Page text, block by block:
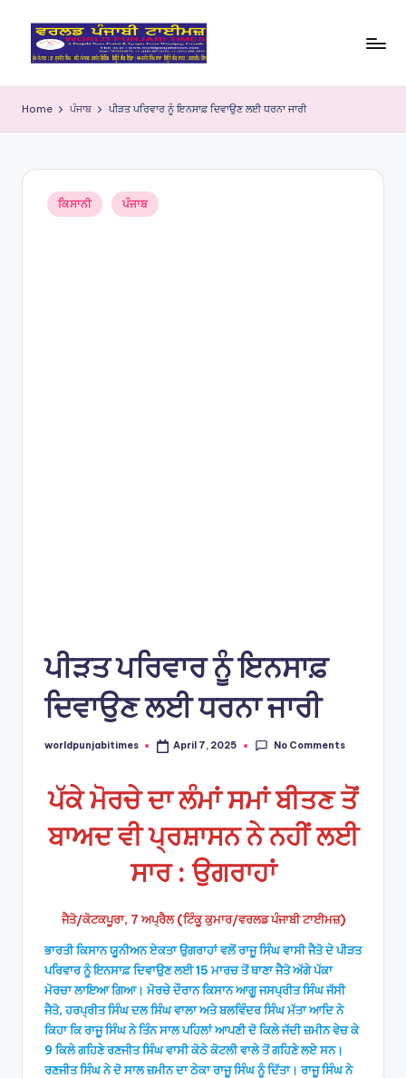
o
rl
d
Home ਪੰਜਾਬ ਪੀੜਤ ਪਰਿਵਾਰ ਨੂੰ ਇਨਸਾਫ਼ ਦਿਵਾਉਣ ਲਈ ਧਰਨਾ ਜਾਰੀ
Posted
in
ਕਿਸਾਨੀ ਪੰਜਾਬ
ਪੀੜਤ ਪਰਿਵਾਰ ਨੂੰ ਇਨਸਾਫ਼
ਦਿਵਾਉਣ ਲਈ ਧਰਨਾ ਜਾਰੀ
Posted
worldpunjabitimes April 7, 2025 No Comments
ਪੱਕੇ ਮੋਰਚੇ ਦਾ ਲੰਮਾਂ ਸਮਾਂ ਬੀਤਣ ਤੋਂ
ਬਾਅਦ ਵੀ ਪ੍ਰਸ਼ਾਸਨ ਨੇ ਨਹੀਂ ਲਈ
ਸਾਰ : ਉਗਰਾਹਾਂ
ਜੈਤੋ/ਕੋਟਕਪੂਰਾ, 7 ਅਪ੍ਰੈਲ (ਟਿੰਕੂ ਕੁਮਾਰ/ਵਰਲਡ ਪੰਜਾਬੀ ਟਾਈਮਜ਼)
ਭਾਰਤੀ ਕਿਸਾਨ ਯੂਨੀਅਨ ਏਕਤਾ ਉਗਰਾਹਾਂ ਵਲੋਂ ਰਾਜੂ ਸਿੰਘ ਵਾਸੀ ਜੈਤੋ ਦੇ ਪੀੜਤ
ਪਰਿਵਾਰ ਨੂੰ ਇਨਸਾਫ਼ ਦਿਵਾਉਣ ਲਈ 15 ਮਾਰਚ ਤੋਂ ਥਾਣਾ ਜੈਤੋ ਅੱਗੇ ਪੱਕਾ
ਮੋਰਚਾ ਲਾਇਆ ਗਿਆ। ਮੋਰਚੇ ਦੌਰਾਨ ਕਿਸਾਨ ਆਗੂ ਜਸਪ੍ਰੀਤ ਸਿੰਘ ਜੱਸੀ
ਜੈਤੋ, ਹਰਪ੍ਰੀਤ ਸਿੰਘ ਦਲ ਸਿੰਘ ਵਾਲਾ ਅਤੇ ਬਲਵਿੰਦਰ ਸਿੰਘ ਮੱਤਾ ਆਦਿ ਨੇ
ਕਿਹਾ ਕਿ ਰਾਜੂ ਸਿੰਘ ਨੇ ਤਿੰਨ ਸਾਲ ਪਹਿਲਾਂ ਆਪਣੀ ਦੋ ਕਿਲੇ ਜੱਦੀ ਜ਼ਮੀਨ ਵੇਚ ਕੇ
9 ਕਿਲੇ ਗਹਿਣੇ ਰਣਜੀਤ ਸਿੰਘ ਵਾਸੀ ਕੋਠੇ ਕੋਟਲੀ ਵਾਲੇ ਤੋਂ ਗਹਿਣੇ ਲਏ ਸਨ।
ਰਣਜੀਤ ਸਿੰਘ ਨੇ ਦੋ ਸਾਲ ਜ਼ਮੀਨ ਦਾ ਠੇਕਾ ਰਾਜੂ ਸਿੰਘ ਨੂੰ ਦਿੱਤਾ। ਰਾਜੂ ਸਿੰਘ ਨੇ